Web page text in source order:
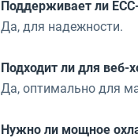
Поддерживает ли
Да, для надежности.
Подходит ли для веб-
Да, оптимально для
Нужно ли мощное